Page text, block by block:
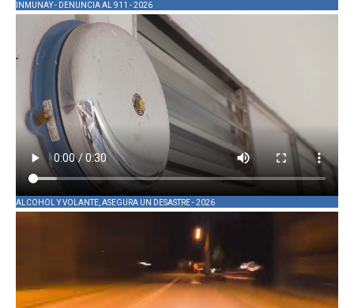
INMUNAY - DENUNCIA AL 911 - 2026
ALCOHOL Y VOLANTE, ASEGURA UN DESASTRE - 2026